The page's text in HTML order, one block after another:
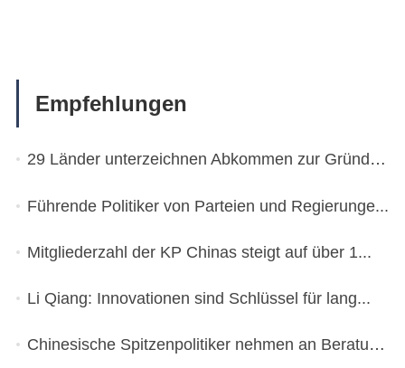
Empfehlungen
29 Länder unterzeichnen Abkommen zur Gründung ...
Führende Politiker von Parteien und Regierunge...
Mitgliederzahl der KP Chinas steigt auf über 1...
Li Qiang: Innovationen sind Schlüssel für lang...
Chinesische Spitzenpolitiker nehmen an Beratun...